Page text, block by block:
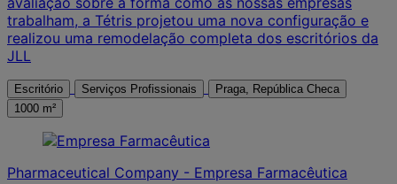
trabalham, a Tétris projetou uma nova configuração e
realizou uma remodelação completa dos escritórios da
JLL
Escritório Serviços Profissionais
Praga, República Checa
1000 m²
Pharmaceutical Company - Empresa Farmacêutica